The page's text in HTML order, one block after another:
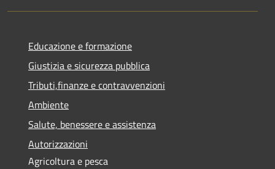
Educazione e formazione
Giustizia e sicurezza pubblica
Tributi,finanze e contravvenzioni
Ambiente
Salute, benessere e assistenza
Autorizzazioni
Agricoltura e pesca